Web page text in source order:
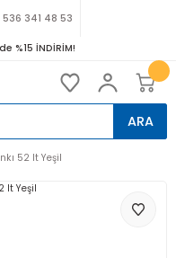
536 341 48 53
%15 İNDİRİM!
ARA
52 lt Yeşil